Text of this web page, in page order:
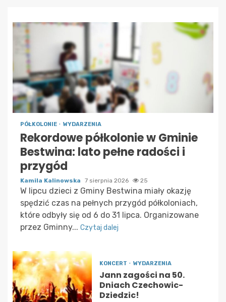
PÓŁKOLONIE WYDARZENIA
Rekordowe półkolonie w Gminie
Bestwina: lato pełne radości i
przygód
Kamila Kalinowska 7 sierpnia 2026 25
W lipcu dzieci z Gminy Bestwina miały okazję
spędzić czas na pełnych przygód półkoloniach,
które odbyły się od 6 do 31 lipca. Organizowane
przez Gminny... Czytaj dalej
KONCERT WYDARZENIA
Jann zagości na 50.
Dniach Czechowic-
Dziedzic!